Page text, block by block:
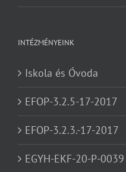
INTÉZMÉNYEINK
Iskola és Óvoda
EFOP-3.2.5-17-2017
EFOP-3.2.3.-17-2017
EGYH-EKF-20-P-0039